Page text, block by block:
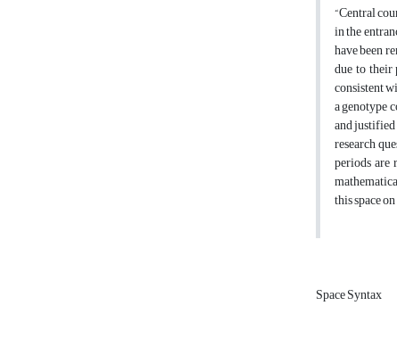
“Central
in the
have been
due to their
consistent
a genotype
and
research
periods
this space
Space Syntax